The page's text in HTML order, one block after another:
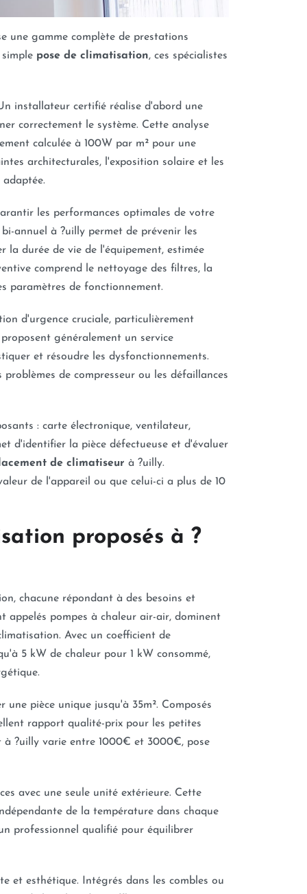
une gamme complète de prestations
pose de climatisation, ces spécialistes
installateur certifié réalise d'abord une
correctement le système. Cette analyse
calculée à 100W par m² pour une
architecturales, l'exposition solaire et les
les performances optimales de votre
annuel à ?uilly permet de prévenir les
la durée de vie de l'équipement, estimée
comprend le nettoyage des filtres, la
paramètres de fonctionnement.
d'urgence cruciale, particulièrement
généralement un service
et résoudre les dysfonctionnements.
de compresseur ou les défaillances
: carte électronique, ventilateur,
d'identifier la pièce défectueuse et d'évaluer
de climatiseur à ?uilly.
de l'appareil ou que celui-ci a plus de 10
proposés à ?
chacune répondant à des besoins et
appelés pompes à chaleur air-air, dominent
Avec un coefficient de
5 kW de chaleur pour 1 kW consommé,
pièce unique jusqu'à 35m². Composés
rapport qualité-prix pour les petites
à ?uilly varie entre 1000€ et 3000€, pose
avec une seule unité extérieure. Cette
de la température dans chaque
professionnel qualifié pour équilibrer
et esthétique. Intégrés dans les combles ou